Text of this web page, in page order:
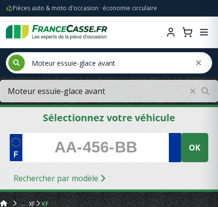
Pièces auto & moto d'occasion · économie circulaire
Sélectionnez votre véhicule
OK
Rechercher par modèle
XF XF